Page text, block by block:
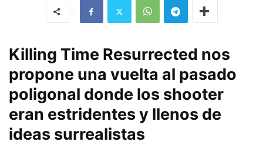
Killing Time Resurrected nos
propone una vuelta al pasado
poligonal donde los shooter
eran estridentes y llenos de
ideas surrealistas